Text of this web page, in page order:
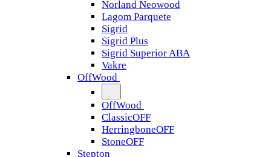
Norland Neowood
Lagom Parquete
Sigrid
Sigrid Plus
Sigrid Superior ABA
Vakre
OffWood
OffWood
ClassicOFF
HerringboneOFF
StoneOFF
Stepton